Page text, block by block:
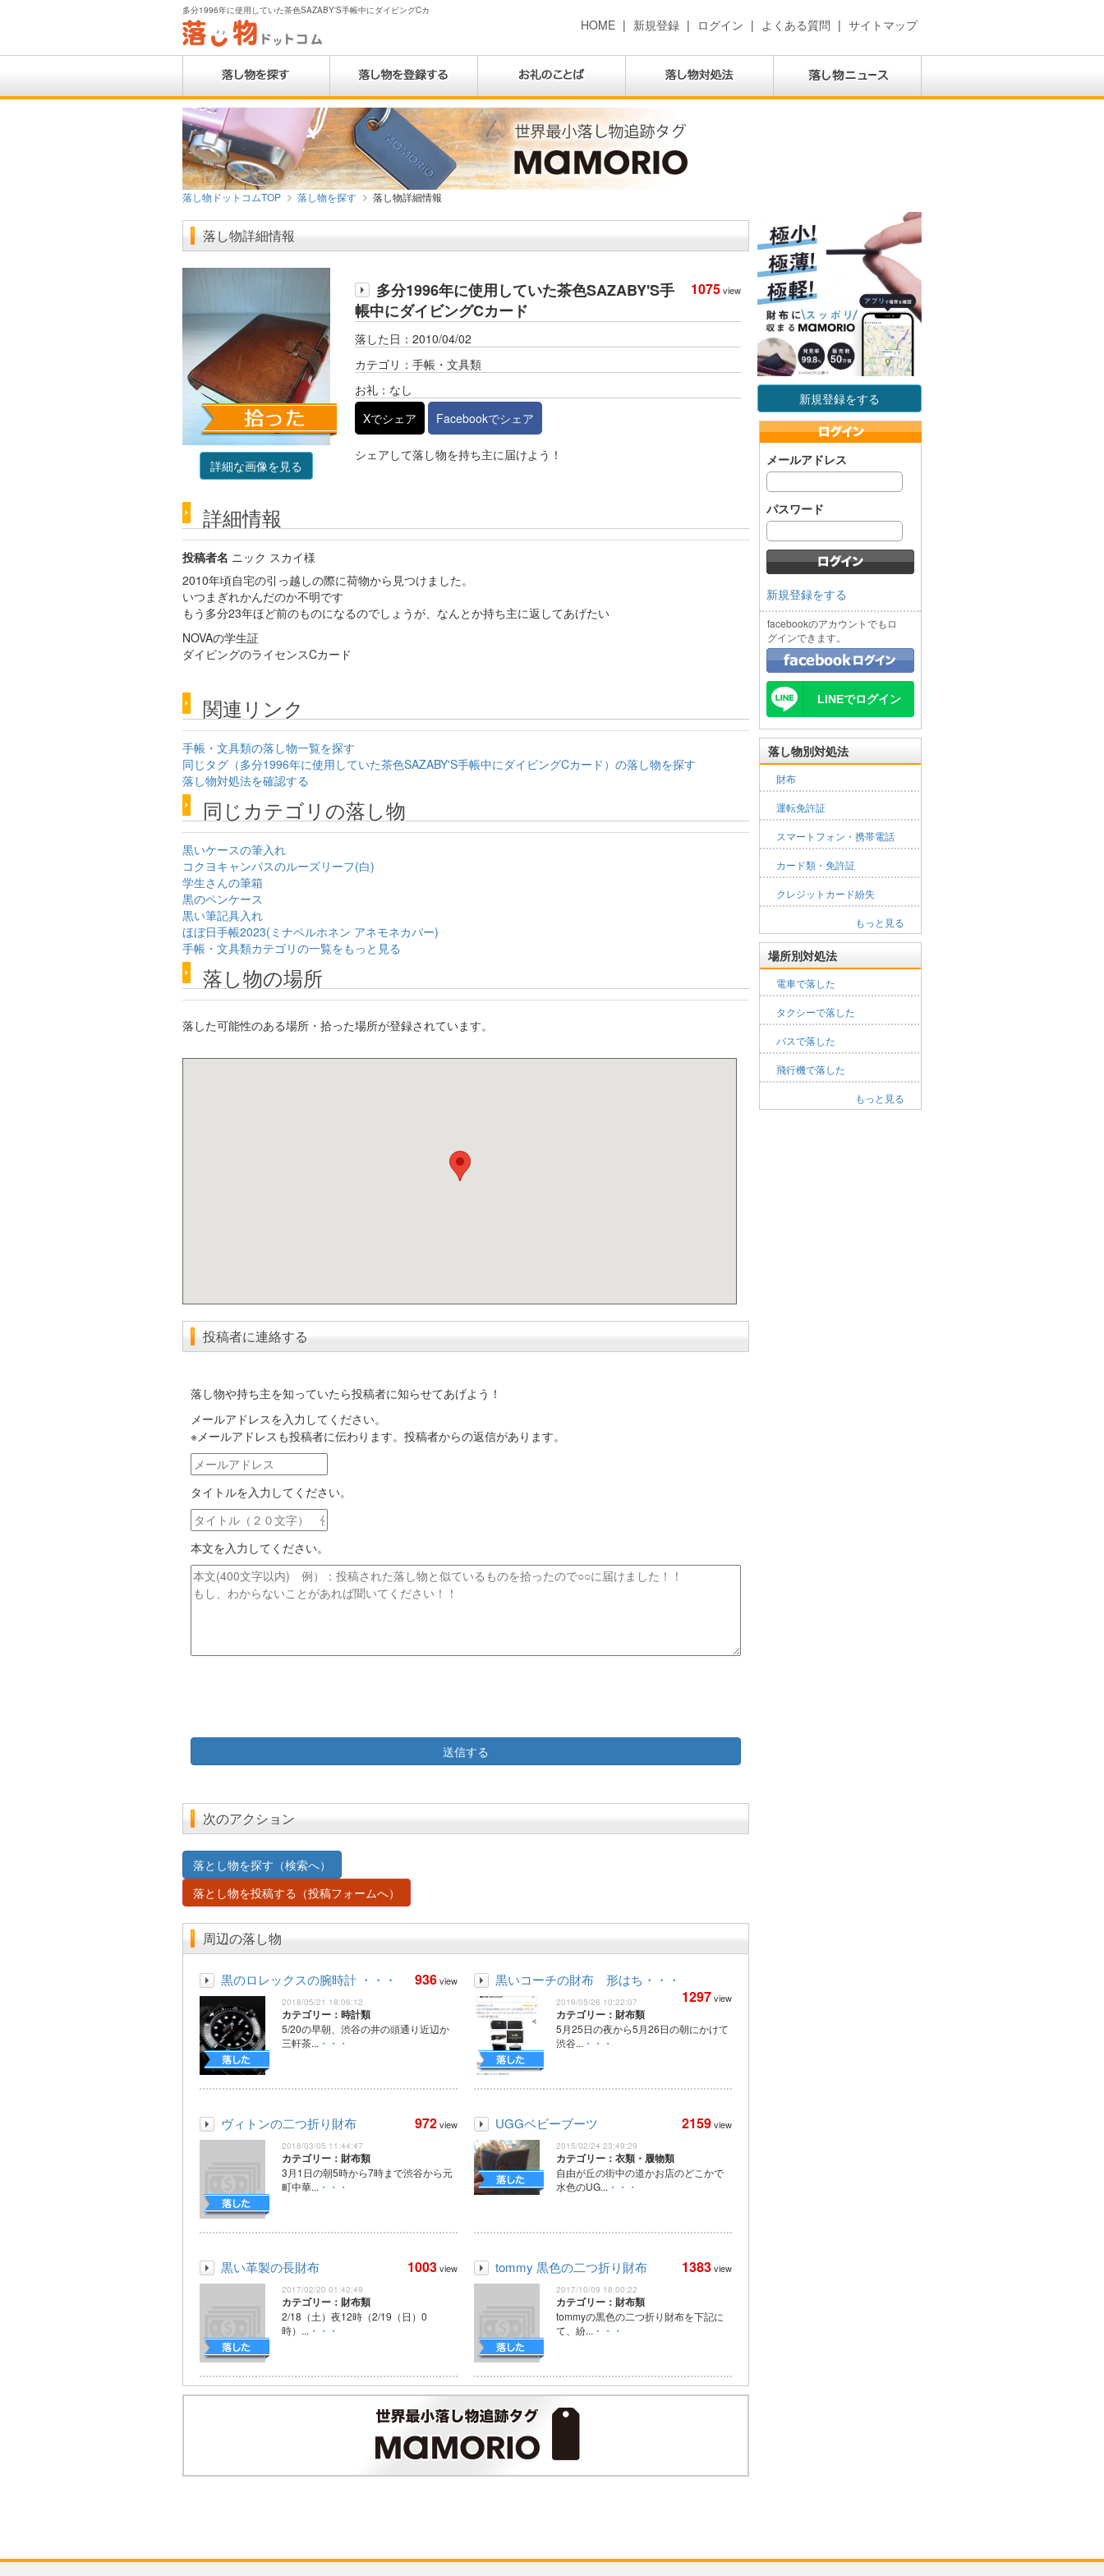
多分1996年に使用していた茶色SAZABY'S手帳中にダイビングCカ
HOME | 新規登録 | ログイン | よくある質問 | サイトマップ
落し物ドットコムTOP 落し物を探す 落し物詳細情報
新規登録をする
メールアドレス
パスワード
新規登録をする
facebookのアカウントでもロ
グインできます。
LINEでログイン
落し物別対処法
財布
運転免許証
スマートフォン・携帯電話
カード類・免許証
クレジットカード紛失
もっと見る
場所別対処法
電車で落した
タクシーで落した
バスで落した
飛行機で落した
もっと見る
落し物詳細情報
詳細な画像を見る
1075view
多分1996年に使用していた茶色SAZABY'S手
帳中にダイビングCカード
落した日：2010/04/02
カテゴリ：手帳・文具類
お礼：なし
Xでシェア
Facebookでシェア
シェアして落し物を持ち主に届けよう！
詳細情報
投稿者名 ニック スカイ様
2010年頃自宅の引っ越しの際に荷物から見つけました。
いつまぎれかんだのか不明です
もう多分23年ほど前のものになるのでしょうが、なんとか持ち主に返してあげたい
NOVAの学生証
ダイビングのライセンスCカード
関連リンク
手帳・文具類の落し物一覧を探す
同じタグ（多分1996年に使用していた茶色SAZABY'S手帳中にダイビングCカード）の落し物を探す
落し物対処法を確認する
同じカテゴリの落し物
黒いケースの筆入れ
コクヨキャンパスのルーズリーフ(白)
学生さんの筆箱
黒のペンケース
黒い筆記具入れ
ほぼ日手帳2023(ミナペルホネン アネモネカバー)
手帳・文具類カテゴリの一覧をもっと見る
落し物の場所
落した可能性のある場所・拾った場所が登録されています。
投稿者に連絡する
落し物や持ち主を知っていたら投稿者に知らせてあげよう！
メールアドレスを入力してください。
※メールアドレスも投稿者に伝わります。投稿者からの返信があります。
メ
ー
ル
ア
ド
レ
ス
タイトルを入力してください。
タ
イ
ト
ル
本文を入力してください。
本
文
次のアクション
落とし物を探す（検索へ）
落とし物を投稿する（投稿フォームへ）
周辺の落し物
黒のロレックスの腕時計 ・・・ 936view
2018/05/21 18:06:12
カテゴリー：時計類
5/20の早朝、渋谷の井の頭通り近辺か
三軒茶... ・・・
黒いコーチの財布 形はち・・・
1297view
2019/05/26 10:22:07
カテゴリー：財布類
5月25日の夜から5月26日の朝にかけて
渋谷... ・・・
ヴィトンの二つ折り財布 972view
2018/03/05 11:44:47
カテゴリー：財布類
3月1日の朝5時から7時まで渋谷から元
町中華... ・・・
UGGベビーブーツ 2159view
2015/02/24 23:49:29
カテゴリー：衣類・履物類
自由が丘の街中の道かお店のどこかで
水色のUG... ・・・
黒い革製の長財布 1003view
2017/02/20 01:42:49
カテゴリー：財布類
2/18（土）夜12時（2/19（日）0
時）... ・・・
tommy 黒色の二つ折り財布 1383view
2017/10/09 18:00:22
カテゴリー：財布類
tommyの黒色の二つ折り財布を下記に
て、紛... ・・・